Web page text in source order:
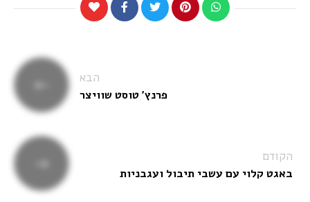
הבא
פרנץ׳ טוסט שוויצר
הקודם
באגט קלוי עם עשבי תיבול ועגבניות